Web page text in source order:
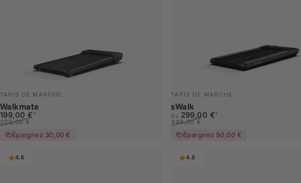
TAPIS DE MARCHE
Walkmate
Prix promotionnel
199,00 € *
Prix habituel
229,00 €
Épargnez 30,00 €
TAPIS DE MARCHE
sWalk
Prix promotionnel
Du 299,00 €*
Prix habituel
349,00 €
Épargnez 50,00 €
4.8 4.8